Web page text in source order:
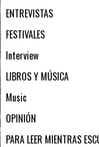
ENTREVISTAS
FESTIVALES
Interview
LIBROS Y MÚSICA
Music
OPINIÓN
PARA LEER MIENTRAS